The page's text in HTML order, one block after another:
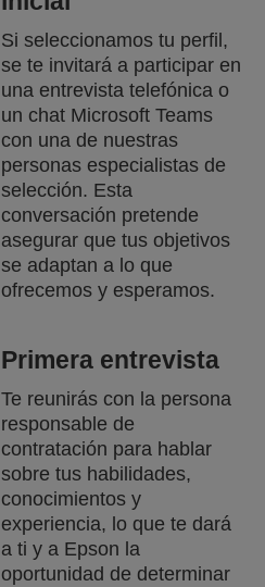
Si seleccionamos tu perfil,
se te invitará a participar en
una entrevista telefónica o
un chat Microsoft Teams
con una de nuestras
personas especialistas de
selección. Esta
conversación pretende
asegurar que tus objetivos
se adaptan a lo que
ofrecemos y esperamos.
Primera entrevista
Te reunirás con la persona
responsable de
contratación para hablar
sobre tus habilidades,
conocimientos y
experiencia, lo que te dará
a ti y a Epson la
oportunidad de determinar